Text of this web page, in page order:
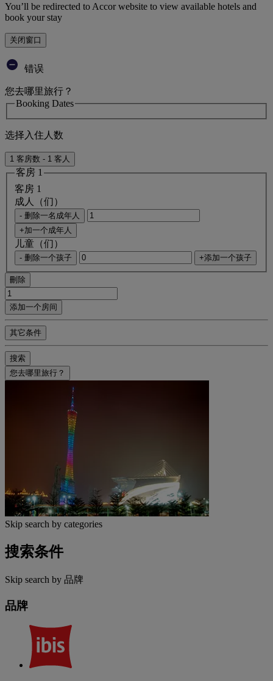
You’ll be redirected to Accor website to view available hotels and
book your stay
关闭窗口
错误
您去哪里旅行？
Booking Dates
选择入住人数
1 客房数 - 1 客人
客房 1
客房 1
成人（们）
- 删除一名成年人
+加一个成年人
儿童（们）
- 删除一个孩子 +添加一个孩子
刪除
添加一个房间
其它条件
搜索
您去哪里旅行？
Skip search by categories
搜索条件
Skip search by 品牌
品牌